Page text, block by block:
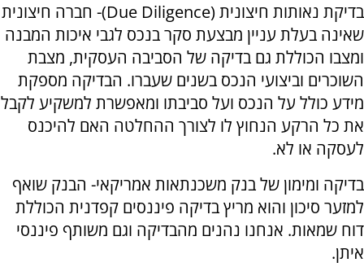
בדיקת נאותות חיצונית (Due Diligence)- חברה חיצונית
שאינה בעלת עניין מבצעת סקר בנכס לגבי איכות המבנה
ומצבו הכוללת גם בדיקה של הסביבה העסקית, מצבת
השוכרים וביצועי הנכס בשנים שעברו. הבדיקה מספקת
מידע כולל על הנכס ועל סביבתו ומאפשרת למשקיע לקבל
את כל הרקע הנחוץ לו לצורך ההחלטה האם להיכנס
לעסקה או לא.
בדיקה ומימון של בנק משכנתאות אמריקאי- הבנק שואף
למזער סיכון והוא מריץ בדיקה פיננסים קפדנית הכוללת
דוח שמאות. אנחנו נהנים מהבדיקה וגם משותף פיננסי
איתן.